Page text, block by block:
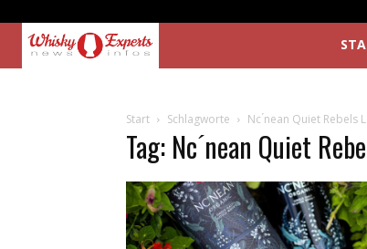
Start Schlagworte Nc ́nean Quiet Rebels
Tag: Nc ́nean Quiet